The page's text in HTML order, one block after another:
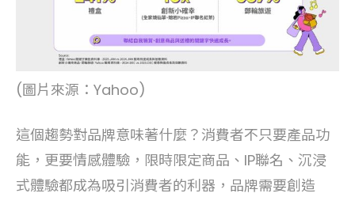
(圖片來源：Yahoo)
這個趨勢對品牌意味著什麼？消費者不只要產品功
能，更要情感體驗，限時限定商品、IP聯名、沉浸
式體驗都成為吸引消費者的利器，品牌需要創造